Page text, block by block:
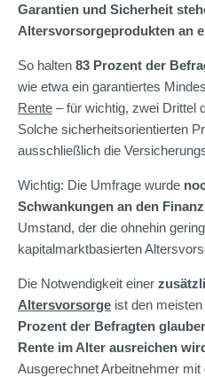
Garantien und Sicherheit
Altersvorsorgeprodukten an
So halten 83 Prozent der
wie etwa ein garantiertes
Rente – für wichtig, zwei Drittel
Solche sicherheitsorientierten
ausschließlich die
Wichtig: Die Umfrage wurde
Schwankungen an den
Umstand, der die ohnehin
kapitalmarktbasierten
Die Notwendigkeit einer
Altersvorsorge ist den
Prozent der Befragten
Rente im Alter ausreichen
Ausgerechnet Arbeitnehmer